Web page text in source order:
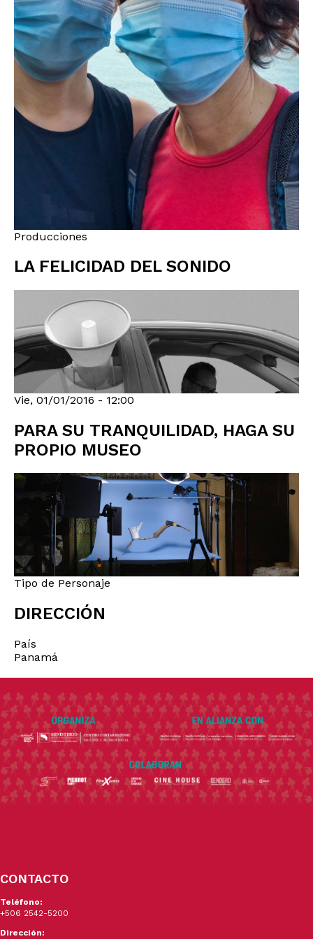
Producciones
LA FELICIDAD DEL SONIDO
Vie, 01/01/2016 - 12:00
PARA SU TRANQUILIDAD, HAGA SU
PROPIO MUSEO
Tipo de Personaje
DIRECCIÓN
País
Panamá
CONTACTO
Teléfono:
+506 2542-5200
Dirección: